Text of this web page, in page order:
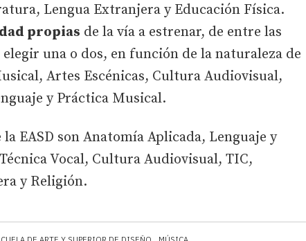
Lengua Extranjera y Educación Física.
propias de la vía a estrenar, de entre las
una o dos, en función de la naturaleza de
Artes Escénicas, Cultura Audiovisual,
y Práctica Musical.
EASD son Anatomía Aplicada, Lenguaje y
Vocal, Cultura Audiovisual, TIC,
y Religión.